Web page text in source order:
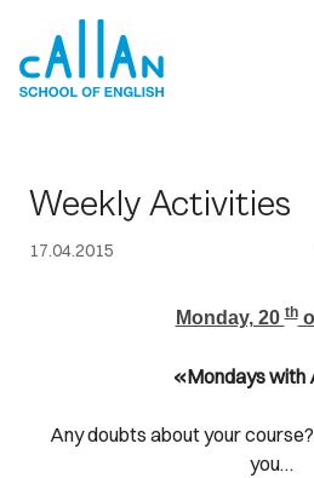
content
Weekly Activities
17.04.2015
Monday, 20th
«Mondays with
Any doubts about your
you…